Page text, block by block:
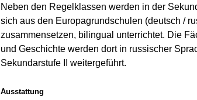
Neben den Regelklassen werden in der
sich aus den Europagrundschulen (deutsch /
zusammensetzen, bilingual unterrichtet. Die
und Geschichte werden dort in russischer
Sekundarstufe II weitergeführt.
Ausstattung